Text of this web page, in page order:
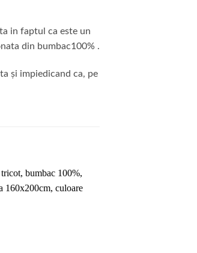
in faptul ca este un
din bumbac100% .
și impiedicand ca, pe